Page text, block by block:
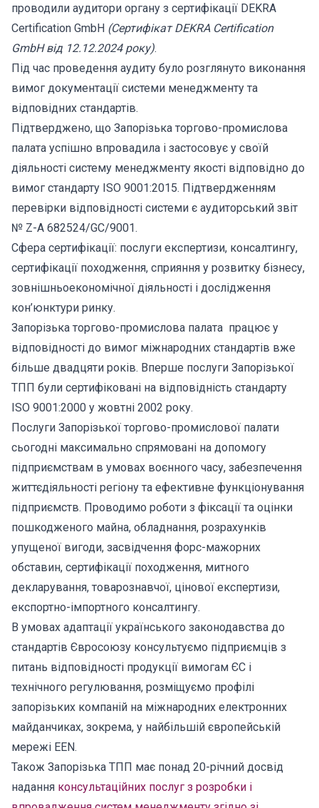
проводили аудитори органу з сертифікації DEKRA
Certification GmbH (Сертифікат DEKRA Certification
GmbH від 12.12.2024 року).
Під час проведення аудиту було розглянуто виконання
вимог документації системи менеджменту та
відповідних стандартів.
Підтверджено, що Запорізька торгово-промислова
палата успішно впровадила і застосовує у своїй
діяльності систему менеджменту якості відповідно до
вимог стандарту ISO 9001:2015. Підтвердженням
перевірки відповідності системи є аудиторський звіт
№ Z-A 682524/GC/9001.
Сфера сертифікації: послуги експертизи, консалтингу,
сертифікації походження, сприяння у розвитку бізнесу,
зовнішньоекономічної діяльності і дослідження
кон’юнктури ринку.
Запорізька торгово-промислова палата працює у
відповідності до вимог міжнародних стандартів вже
більше двадцяти років. Вперше послуги Запорізької
ТПП були сертифіковані на відповідність стандарту
ISO 9001:2000 у жовтні 2002 року.
Послуги Запорізької торгово-промислової палати
сьогодні максимально спрямовані на допомогу
підприємствам в умовах воєнного часу, забезпечення
життєдіяльності регіону та ефективне функціонування
підприємств. Проводимо роботи з фіксації та оцінки
пошкодженого майна, обладнання, розрахунків
упущеної вигоди, засвідчення форс-мажорних
обставин, сертифікації походження, митного
декларування, товарознавчої, цінової експертизи,
експортно-імпортного консалтингу.
В умовах адаптації українського законодавства до
стандартів Євросоюзу консультуємо підприємців з
питань відповідності продукції вимогам ЄС і
технічного регулювання, розміщуємо профілі
запорізьких компаній на міжнародних електронних
майданчиках, зокрема, у найбільшій європейській
мережі EEN.
Також Запорізька ТПП має понад 20-річний досвід
надання консультаційних послуг з розробки і